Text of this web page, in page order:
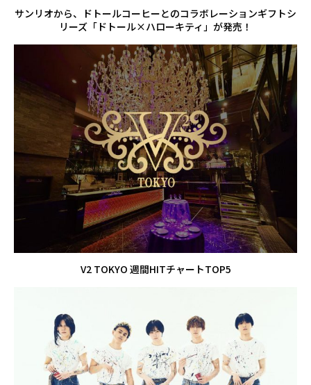
サンリオから、ドトールコーヒーとのコラボレーションギフトシ
リーズ「ドトール×ハローキティ」が発売！
V2 TOKYO 週間HITチャートTOP5